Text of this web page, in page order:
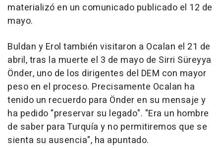
materializó en un comunicado publicado el 12 de
mayo.
Buldan y Erol también visitaron a Ocalan el 21 de
abril, tras la muerte el 3 de mayo de Sirri Süreyya
Önder, uno de los dirigentes del DEM con mayor
peso en el proceso. Precisamente Ocalan ha
tenido un recuerdo para Önder en su mensaje y
ha pedido "preservar su legado". "Era un hombre
de saber para Turquía y no permitiremos que se
sienta su ausencia", ha apuntado.